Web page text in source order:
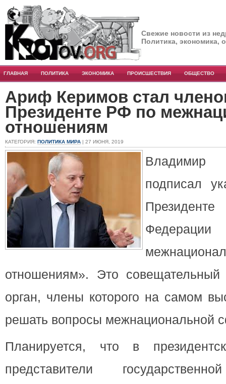
Свежие новости из
Политика, экономика,
ГЛАВНАЯ ПОЛИТИКА ЭКОНОМИКА ПРОИСШЕСТВИЯ ОБЩЕСТВО
Ариф Керимов стал
Президенте РФ по
отношениям
КАТЕГОРИЯ: ПОЛИТИКА МИРА | 27 ИЮНЯ, 2019
подписал
отношениям». Это совещательный
орган, члены которого на самом
решать вопросы межнациональной
Планируется, что в
представители